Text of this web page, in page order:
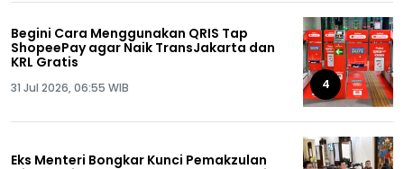
Begini Cara Menggunakan QRIS Tap
ShopeePay agar Naik TransJakarta dan
KRL Gratis
31 Jul 2026, 06:55 WIB 4
Eks Menteri Bongkar Kunci Pemakzulan